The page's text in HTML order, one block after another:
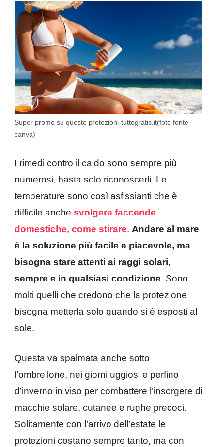
Super promo su queste protezioni-tuttogratis.it(foto fonte
canva)
I rimedi contro il caldo sono sempre più
numerosi, basta solo riconoscerli. Le
temperature sono così asfissianti che è
difficile anche svolgere faccende
domestiche, come stirare. Andare al mare
è la soluzione più facile e piacevole, ma
bisogna stare attenti ai raggi solari,
sempre e in qualsiasi condizione. Sono
molti quelli che credono che la protezione
bisogna metterla solo quando si è esposti al
sole.
Questa va spalmata anche sotto
l’ombrellone, nei giorni uggiosi e perfino
d’inverno in viso per combattere l’insorgere di
macchie solare, cutanee e rughe precoci.
Solitamente con l’arrivo dell’estate le
protezioni costano sempre tanto, ma con